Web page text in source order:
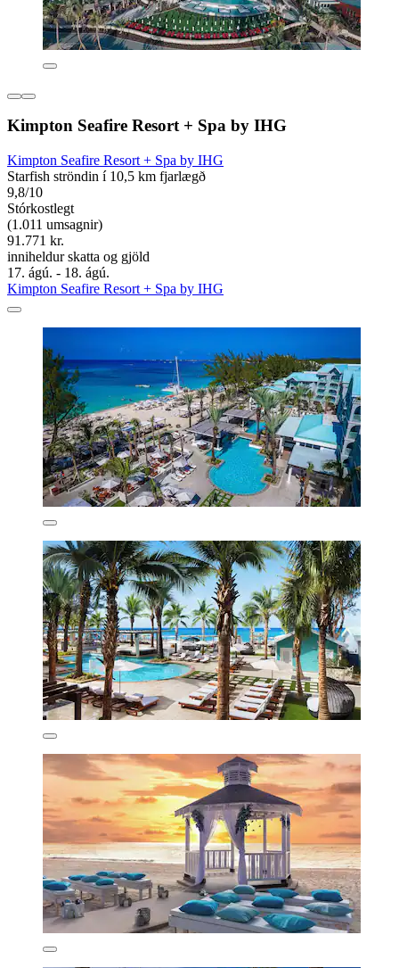
Kimpton Seafire Resort + Spa by IHG
Kimpton Seafire Resort + Spa by IHG
Starfish ströndin í 10,5 km fjarlægð
9,8/10
Stórkostlegt
(1.011 umsagnir)
91.771 kr.
inniheldur skatta og gjöld
17. ágú. - 18. ágú.
Kimpton Seafire Resort + Spa by IHG